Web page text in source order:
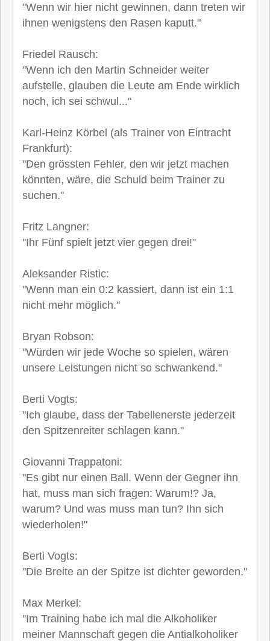
"Wenn wir hier nicht gewinnen, dann treten wir
ihnen wenigstens den Rasen kaputt."
Friedel Rausch:
"Wenn ich den Martin Schneider weiter
aufstelle, glauben die Leute am Ende wirklich
noch, ich sei schwul..."
Karl-Heinz Körbel (als Trainer von Eintracht
Frankfurt):
"Den grössten Fehler, den wir jetzt machen
könnten, wäre, die Schuld beim Trainer zu
suchen."
Fritz Langner:
"Ihr Fünf spielt jetzt vier gegen drei!"
Aleksander Ristic:
"Wenn man ein 0:2 kassiert, dann ist ein 1:1
nicht mehr möglich."
Bryan Robson:
"Würden wir jede Woche so spielen, wären
unsere Leistungen nicht so schwankend."
Berti Vogts:
"Ich glaube, dass der Tabellenerste jederzeit
den Spitzenreiter schlagen kann."
Giovanni Trappatoni:
"Es gibt nur einen Ball. Wenn der Gegner ihn
hat, muss man sich fragen: Warum!? Ja,
warum? Und was muss man tun? Ihn sich
wiederholen!"
Berti Vogts:
"Die Breite an der Spitze ist dichter geworden."
Max Merkel:
"Im Training habe ich mal die Alkoholiker
meiner Mannschaft gegen die Antialkoholiker